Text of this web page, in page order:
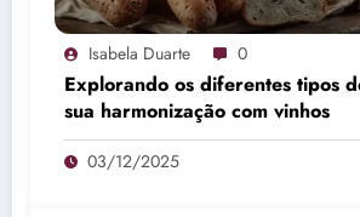
Isabela Duarte 0
Explorando os diferentes tipos
sua harmonização com vinhos
03/12/2025